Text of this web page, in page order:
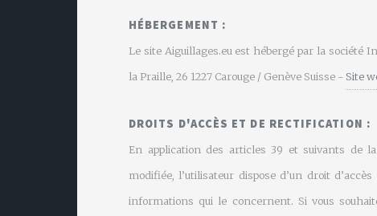
HÉBERGEMENT :
Le site Aiguillages.eu est hébergé par la société
la Praille, 26 1227 Carouge / Genève Suisse -Site
DROITS D'ACCÈS ET DE RECTIFICATION :
En application des articles 39 et suivants de
modifiée, l’utilisateur dispose d’un droit
informations qui le concernent. Si vous